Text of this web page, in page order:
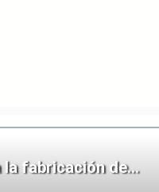
la fabricación de